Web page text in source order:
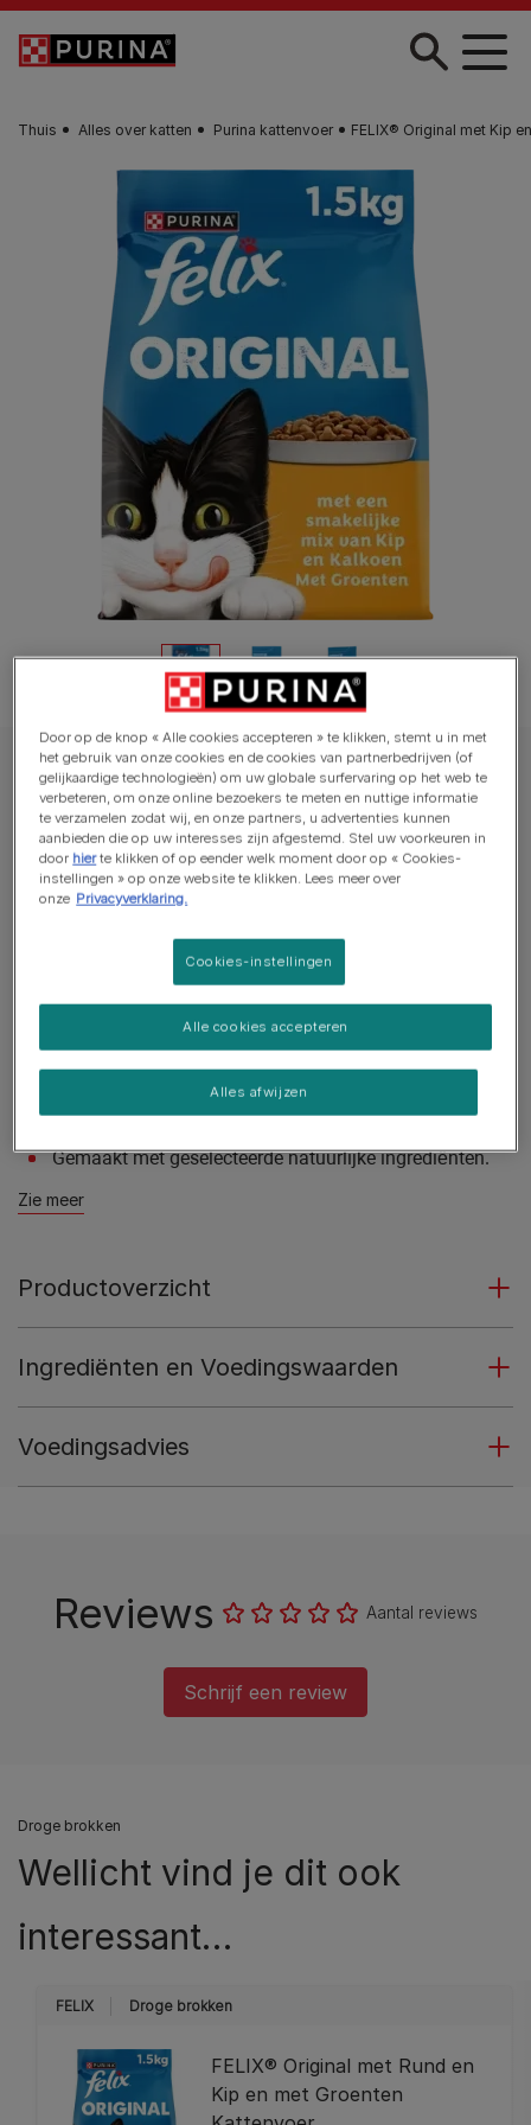
Skip to main content
Thuis Alles over katten Purina kattenvoer FELIX® Original met Kip
FELIX® Original met Kip en Kalkoen en met Groenten kattenvoer
FELIX® Original met Kip en Kalkoen en met
Groenten kattenvoer
Aantal reviews
Beschikbare formaten: 1,5kg 2kg 7,5kg
Krokante kattenbrokjes met een smakelijke mix van kip
Met eiwitten van hoge kwaliteit.
Met vitaminen en mineralen (Vitamine A, D & E).
Gemaakt met geselecteerde natuurlijke ingrediënten.
Zie meer
Productoverzicht
Ingrediënten en Voedingswaarden
Voedingsadvies
Reviews Aantal reviews
Schrijf een review
Droge brokken
Wellicht vind je dit ook
interessant…
FELIX Droge brokken
FELIX® Original met Rund en
Kip en met Groenten
Door op de knop « Alle cookies accepteren » te klikken, stemt u in met
het gebruik van onze cookies en de cookies van partnerbedrijven (of
gelijkaardige technologieën) om uw globale surfervaring op het web te
verbeteren, om onze online bezoekers te meten en nuttige informatie
te verzamelen zodat wij, en onze partners, u advertenties kunnen
aanbieden die op uw interesses zijn afgestemd. Stel uw voorkeuren in
door hierte klikken of op eender welk moment door op « Cookies-
instellingen » op onze website te klikken. Lees meer over
onze Privacyverklaring.
Cookies-instellingen
Alles afwijzen
Alle cookies accepteren